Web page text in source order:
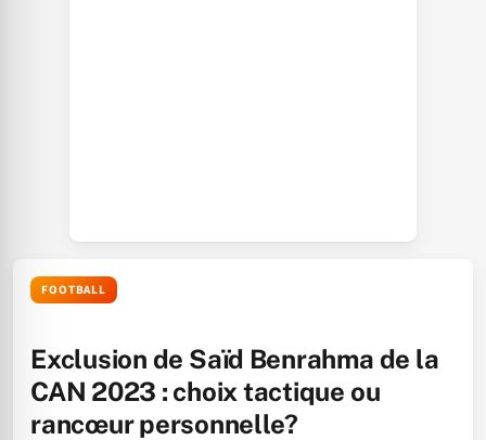
FOOTBALL
Exclusion de Saïd Benrahma de la
CAN 2023 : choix tactique ou
rancœur personnelle?